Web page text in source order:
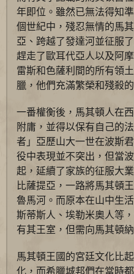
年即位。雖然已無法得知
個世紀中，殘忍無情的馬
亞、跨越了發達河並征服
趕走了歐耳代亞人以及阿
雷斯和色薩利間的所有領
臘，他們充滿繁榮和殘殺
一番權衡後，馬其頓人在
附庸，並得以保有自己的
者」亞歷山大一世在波斯
役中表現並不突出，但當
起，延續了家族的征服大
比薩提亞，一路將馬其頓
魯馬河。而原本在山中生
斯蒂斯人、埃勒米奧人等
有其王室，但需向馬其頓納
馬其頓王國的宮廷文化比
化，而希臘城邦們在當時